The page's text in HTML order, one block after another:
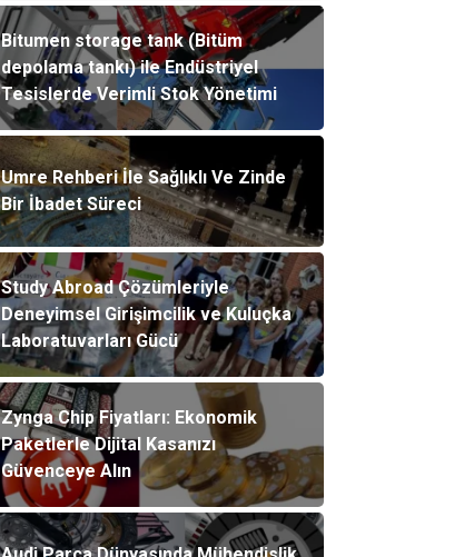
Bitumen storage tank (Bitüm
depolama tankı) ile Endüstriyel
Tesislerde Verimli Stok Yönetimi
Umre Rehberi İle Sağlıklı Ve Zinde
Bir İbadet Süreci
Study Abroad Çözümleriyle
Deneyimsel Girişimcilik ve Kuluçka
Laboratuvarları Gücü
Zynga Chip Fiyatları: Ekonomik
Paketlerle Dijital Kasanızı
Güvenceye Alın